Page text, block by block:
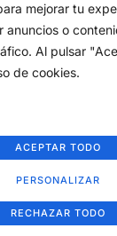
mejorar tu
anuncios o
Al pulsar
de cookies.
PERSONALIZAR
RECHAZAR TODO
ACEPTAR TODO
MARKETING ·